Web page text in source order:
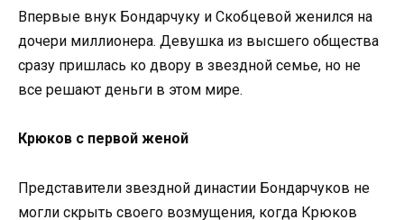
Впервые внук Бондарчуку и Скобцевой женился на
дочери миллионера. Девушка из высшего общества
сразу пришлась ко двору в звездной семье, но не
все решают деньги в этом мире.
Крюков с первой женой
Представители звездной династии Бондарчуков не
могли скрыть своего возмущения, когда Крюков